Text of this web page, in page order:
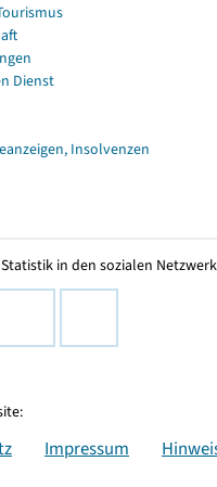
Dienst
Insolvenzen
in den sozialen
Impressum